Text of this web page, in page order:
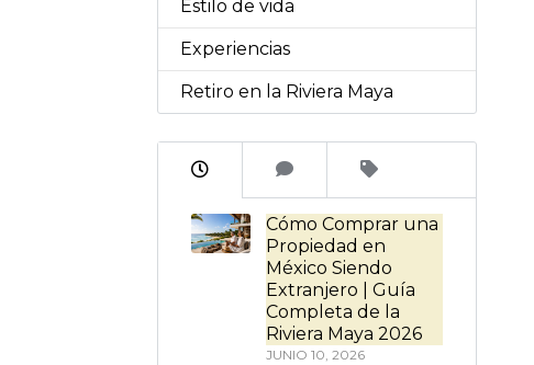
Estilo de vida
Experiencias
Retiro en la Riviera Maya
Cómo Comprar una
Propiedad en
México Siendo
Extranjero | Guía
Completa de la
Riviera Maya 2026
JUNIO 10, 2026